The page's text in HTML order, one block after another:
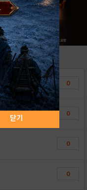
0
0
0
0
닫기